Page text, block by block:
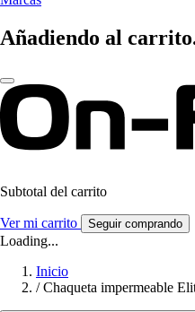
Añadiendo al
Subtotal del carrito
Ver mi carrito Seguir comprando
Loading...
Inicio
/ Chaqueta impermeable